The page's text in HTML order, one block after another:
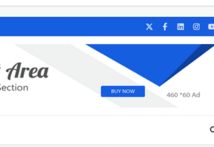
PreviewDownload
Version
সর্বশেষ হালনাগাদ
ওয়ার্ডপ্রেস সংস্করণ